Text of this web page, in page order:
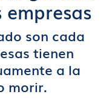
son cada
tienen
a la
morir.